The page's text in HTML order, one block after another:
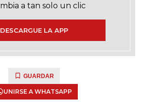
a tan solo un clic
DESCARGUE LA APP
GUARDAR
UNIRSE A WHATSAPP